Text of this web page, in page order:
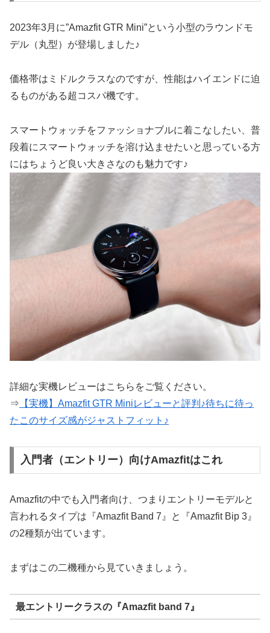
2023年3月に”Amazfit GTR Mini”という小型のラウンドモ
デル（丸型）が登場しました♪
価格帯はミドルクラスなのですが、性能はハイエンドに迫
るものがある超コスパ機です。
スマートウォッチをファッショナブルに着こなしたい、普
段着にスマートウォッチを溶け込ませたいと思っている方
にはちょうど良い大きさなのも魅力です♪
詳細な実機レビューはこちらをご覧ください。
⇒ 【実機】Amazfit GTR Miniレビューと評判♪待ちに待っ
たこのサイズ感がジャストフィット♪
入門者（エントリー）向けAmazfitはこれ
Amazfitの中でも入門者向け、つまりエントリーモデルと
言われるタイプは『Amazfit Band 7』と『Amazfit Bip 3』
の2種類が出ています。
まずはこの二機種から見ていきましょう。
最エントリークラスの『Amazfit band 7』